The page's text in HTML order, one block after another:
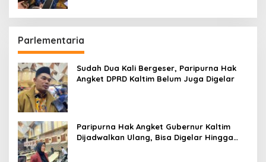
Parlementaria
Sudah Dua Kali Bergeser, Paripurna Hak
Angket DPRD Kaltim Belum Juga Digelar
Paripurna Hak Angket Gubernur Kaltim
Dijadwalkan Ulang, Bisa Digelar Hingga